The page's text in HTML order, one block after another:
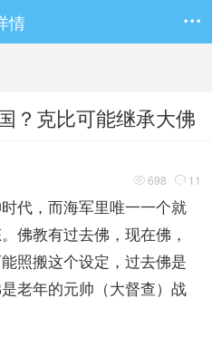
情 
？克比可能继承大佛
 698  11
代，而海军里唯一一个就
佛教有过去佛，现在佛，
照搬这个设定，过去佛是
老年的元帅（大督查）战